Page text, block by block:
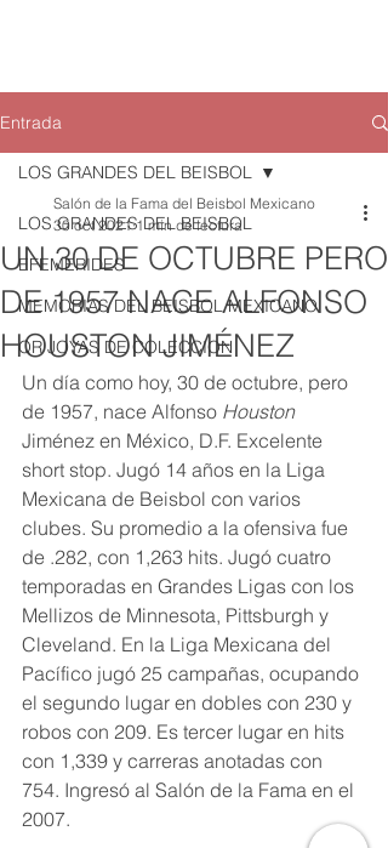
Entrada
LOS GRANDES DEL BEISBOL
EFEMERIDES
MEMORIAS DEL BEISBOL MEXICANO
QR JOYAS DE COLECCION
LOS GRANDES DEL BEISBOL
UN 30 DE OCTUBRE PERO
DE 1957 NACE ALFONSO
HOUSTON JIMÉNEZ
Salón de la Fama del Beisbol Mexicano
30 oct 2021 1 min de lectura
Un día como hoy, 30 de octubre, pero
de 1957, nace Alfonso Houston
Jiménez en México, D.F. Excelente
short stop. Jugó 14 años en la Liga
Mexicana de Beisbol con varios
clubes. Su promedio a la ofensiva fue
de .282, con 1,263 hits. Jugó cuatro
temporadas en Grandes Ligas con los
Mellizos de Minnesota, Pittsburgh y
Cleveland. En la Liga Mexicana del
Pacífico jugó 25 campañas, ocupando
el segundo lugar en dobles con 230 y
robos con 209. Es tercer lugar en hits
con 1,339 y carreras anotadas con
754. Ingresó al Salón de la Fama en el
2007.